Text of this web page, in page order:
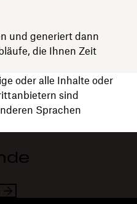
und generiert dann
die Ihnen Zeit
oder alle Inhalte oder
sind
Sprachen